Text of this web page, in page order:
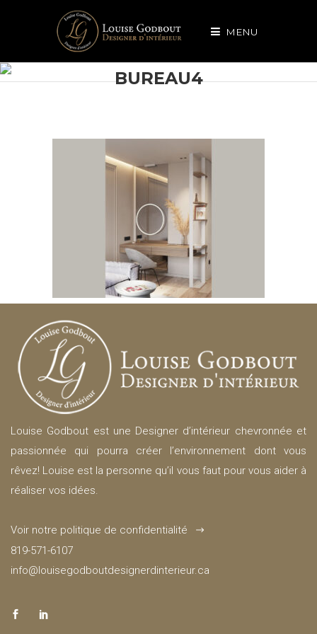
MENU
BUREAU4
Louise Godbout est une Designer d’intérieur chevronnée et
passionnée qui pourra créer l’environnement dont vous
rêvez! Louise est la personne qu’il vous faut pour vous aider à
réaliser vos idées.
Voir notre politique de confidentialité
819-571-6107
info@louisegodboutdesignerdinterieur.ca